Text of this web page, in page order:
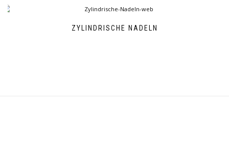
ZYLINDRISCHE NADELN